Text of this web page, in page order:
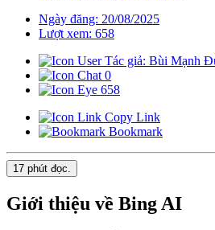
Ngày đăng: 20/08/2025
Lượt xem: 658
Tác giả: Bùi Mạnh
0
658
Copy Link
Bookmark
17 phút đọc.
Giới thiệu về Bing AI